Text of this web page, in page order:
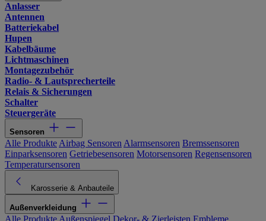
Anlasser
Antennen
Batteriekabel
Hupen
Kabelbäume
Lichtmaschinen
Montagezubehör
Radio- & Lautsprecherteile
Relais & Sicherungen
Schalter
Steuergeräte
Sensoren
Alle Produkte Airbag Sensoren Alarmsensoren Bremssensoren
Einparksensoren Getriebesensoren Motorsensoren Regensensoren
Temperatursensoren
Karosserie & Anbauteile
Außenverkleidung
Alle Produkte Außenspiegel Dekor- & Zierleisten Embleme